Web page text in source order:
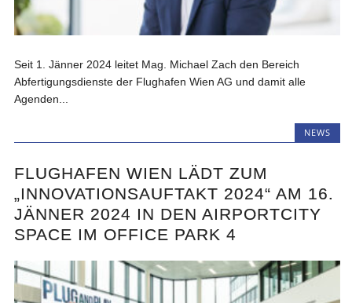
Seit 1. Jänner 2024 leitet Mag. Michael Zach den Bereich
Abfertigungsdienste der Flughafen Wien AG und damit alle
Agenden...
NEWS
FLUGHAFEN WIEN LÄDT ZUM
„INNOVATIONSAUFTAKT 2024“ AM 16.
JÄNNER 2024 IN DEN AIRPORTCITY
SPACE IM OFFICE PARK 4